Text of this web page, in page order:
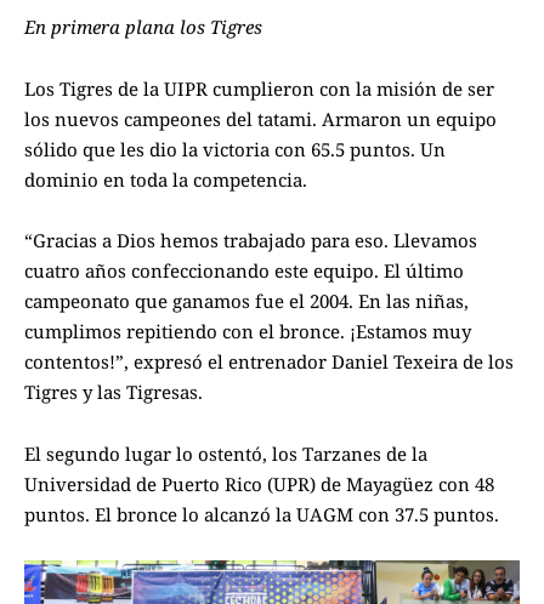
En primera plana los Tigres
Los Tigres de la UIPR cumplieron con la misión de ser
los nuevos campeones del tatami. Armaron un equipo
sólido que les dio la victoria con 65.5 puntos. Un
dominio en toda la competencia.
“Gracias a Dios hemos trabajado para eso. Llevamos
cuatro años confeccionando este equipo. El último
campeonato que ganamos fue el 2004. En las niñas,
cumplimos repitiendo con el bronce. ¡Estamos muy
contentos!”, expresó el entrenador Daniel Texeira de los
Tigres y las Tigresas.
El segundo lugar lo ostentó, los Tarzanes de la
Universidad de Puerto Rico (UPR) de Mayagüez con 48
puntos. El bronce lo alcanzó la UAGM con 37.5 puntos.